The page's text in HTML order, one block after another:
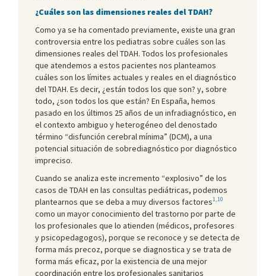
¿Cuáles son las dimensiones reales del TDAH?
Como ya se ha comentado previamente, existe una gran
controversia entre los pediatras sobre cuáles son las
dimensiones reales del TDAH. Todos los profesionales
que atendemos a estos pacientes nos planteamos
cuáles son los límites actuales y reales en el diagnóstico
del TDAH. Es decir, ¿están todos los que son? y, sobre
todo, ¿son todos los que están? En España, hemos
pasado en los últimos 25 años de un infradiagnóstico, en
el contexto ambiguo y heterogéneo del denostado
término “disfunción cerebral mínima” (DCM), a una
potencial situación de sobrediagnóstico por diagnóstico
impreciso.
Cuando se analiza este incremento “explosivo” de los
casos de TDAH en las consultas pediátricas, podemos
plantearnos que se deba a muy diversos factores1,10
como un mayor conocimiento del trastorno por parte de
los profesionales que lo atienden (médicos, profesores
y psicopedagogos), porque se reconoce y se detecta de
forma más precoz, porque se diagnostica y se trata de
forma más eficaz, por la existencia de una mejor
coordinación entre los profesionales sanitarios